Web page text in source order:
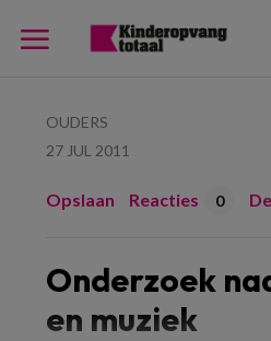
OUDERS
27 JUL 2011
Opslaan Reacties 0
Onderzoek
en muziek